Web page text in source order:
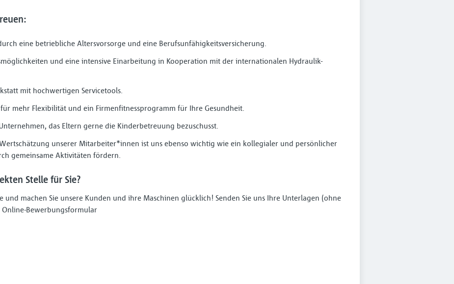
eine betriebliche Altersvorsorge und eine Berufsunfähigkeitsversicherung.
und eine intensive Einarbeitung in Kooperation mit der internationalen Hydraulik-
mit hochwertigen Servicetools.
mehr Flexibilität und ein Firmenfitnessprogramm für Ihre Gesundheit.
das Eltern gerne die Kinderbetreuung bezuschusst.
unserer Mitarbeiter*innen ist uns ebenso wichtig wie ein kollegialer und persönlicher
gemeinsame Aktivitäten fördern.
Stelle für Sie?
und machen Sie unsere Kunden und ihre Maschinen glücklich! Senden Sie uns Ihre Unterlagen (ohne
Bewerbungsformular